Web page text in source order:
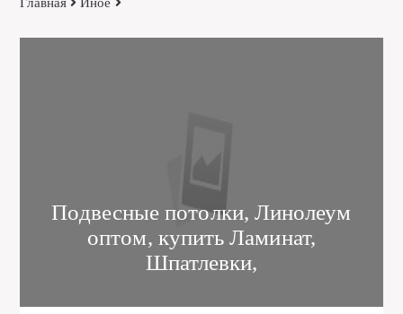
Подвесные потолки, Линолеум
оптом, купить Ламинат,
Шпатлевки,